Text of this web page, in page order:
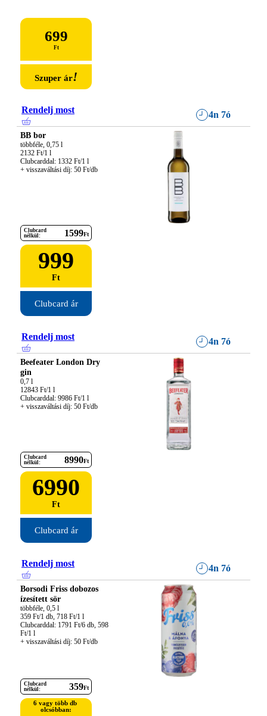
699
Ft
Szuper ár!
Rendelj most 4n 7ó
BB bor
többféle, 0,75 l
2132 Ft/1 l
Clubcarddal: 1332 Ft/1 l
+ visszaváltási díj: 50 Ft/db
Clubcard
nélkül:
1599Ft
999
Ft
Clubcard ár
Rendelj most 4n 7ó
Beefeater London Dry
gin
0,7 l
12843 Ft/1 l
Clubcarddal: 9986 Ft/1 l
+ visszaváltási díj: 50 Ft/db
Clubcard
nélkül:
8990Ft
6990
Ft
Clubcard ár
Rendelj most 4n 7ó
Borsodi Friss dobozos
ízesített sör
többféle, 0,5 l
359 Ft/1 db, 718 Ft/1 l
Clubcarddal: 1791 Ft/6 db, 598
Ft/1 l
+ visszaváltási díj: 50 Ft/db
Clubcard
nélkül:
359Ft
6 vagy több db
olcsóbban: